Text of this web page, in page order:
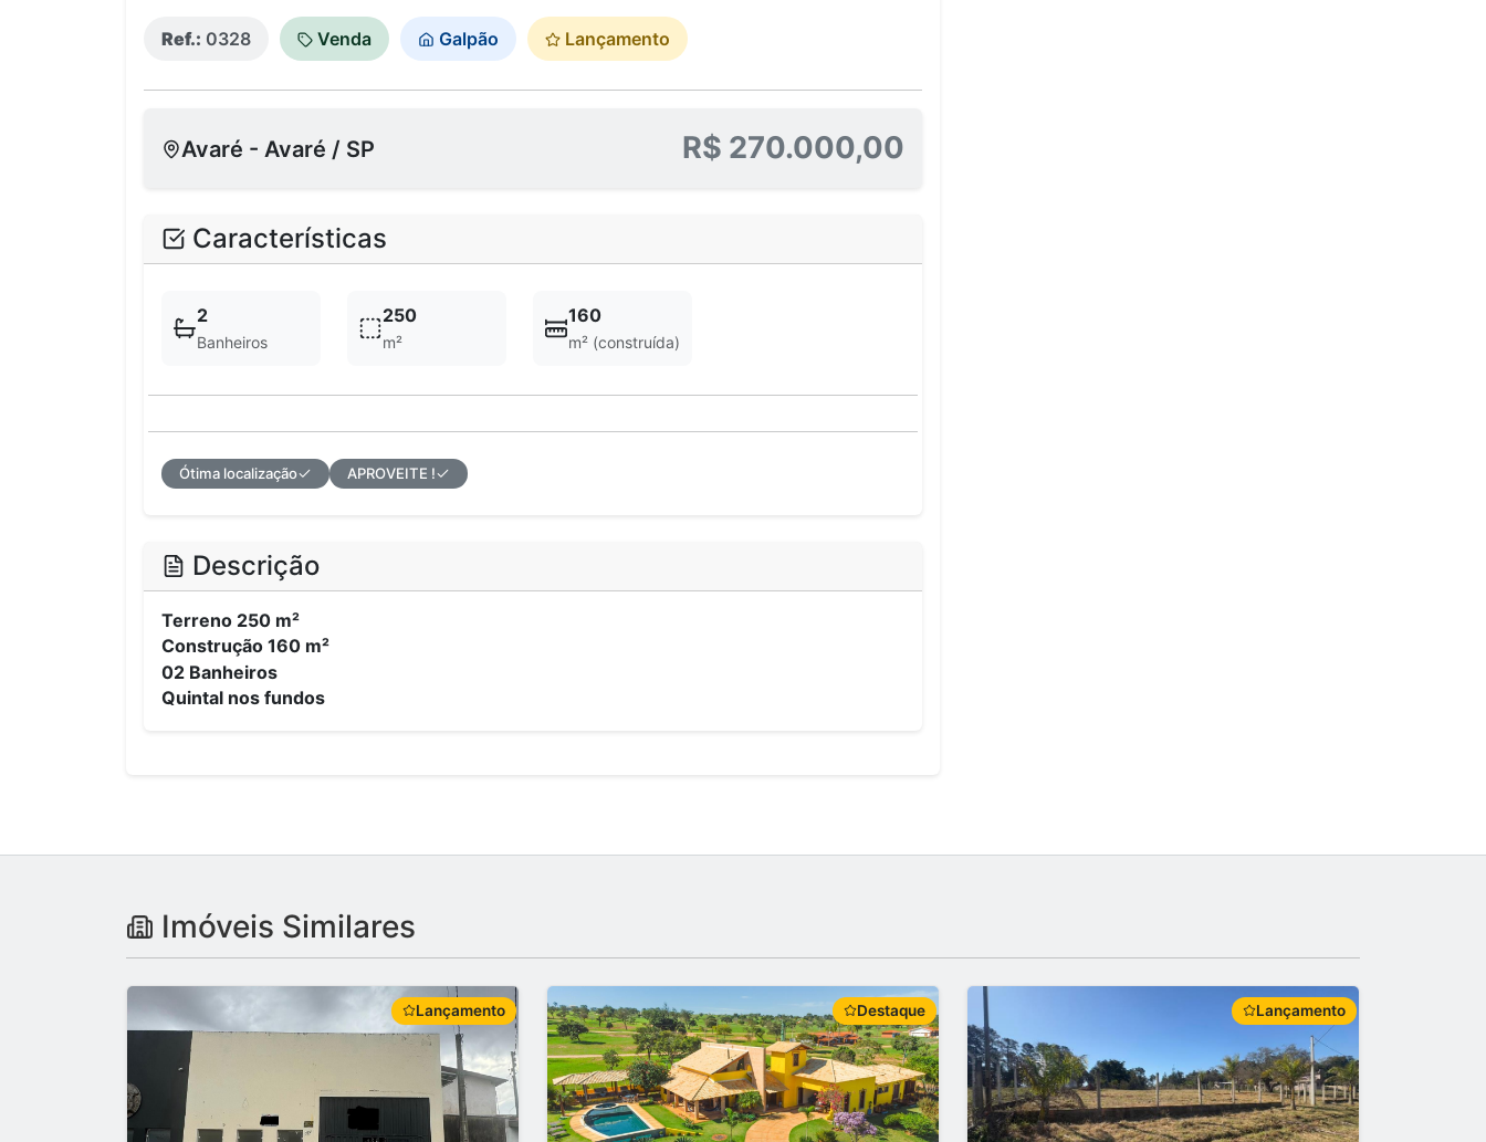
Ref.: 0328 Venda Galpão Lançamento
Avaré - Avaré / SP R$ 270.000,00
Características
2
Banheiros
250
m²
160
m² (construída)
Ótima localização APROVEITE !
Descrição
Terreno 250 m²
Construção 160 m²
02 Banheiros
Quintal nos fundos
Imóveis Similares
Lançamento Destaque Lançamento